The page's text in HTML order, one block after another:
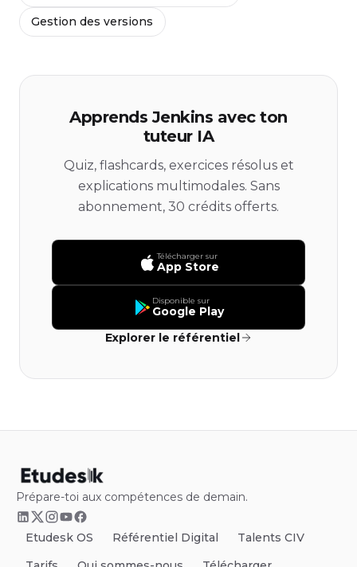
Gestion des versions
Apprends Jenkins avec ton
tuteur IA
Quiz, flashcards, exercices résolus et
explications multimodales. Sans
abonnement, 30 crédits offerts.
Télécharger sur
App Store
Disponible sur
Google Play
Explorer le référentiel
Prépare-toi aux compétences de demain.
Etudesk OS Référentiel Digital
Talents CIV